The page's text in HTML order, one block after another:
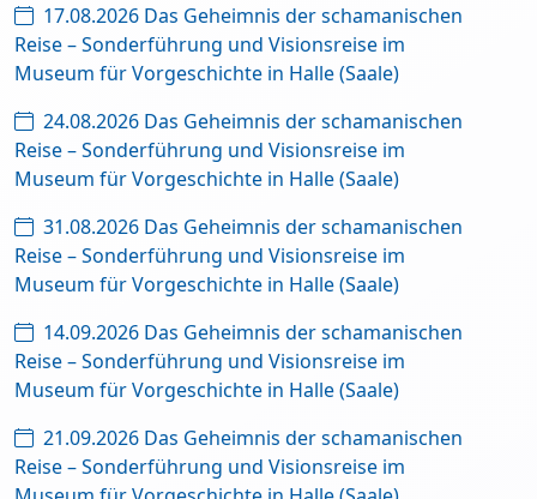
17.08.2026 Das Geheimnis der schamanischen
Reise – Sonderführung und Visionsreise im
Museum für Vorgeschichte in Halle (Saale)
24.08.2026 Das Geheimnis der schamanischen
Reise – Sonderführung und Visionsreise im
Museum für Vorgeschichte in Halle (Saale)
31.08.2026 Das Geheimnis der schamanischen
Reise – Sonderführung und Visionsreise im
Museum für Vorgeschichte in Halle (Saale)
14.09.2026 Das Geheimnis der schamanischen
Reise – Sonderführung und Visionsreise im
Museum für Vorgeschichte in Halle (Saale)
21.09.2026 Das Geheimnis der schamanischen
Reise – Sonderführung und Visionsreise im